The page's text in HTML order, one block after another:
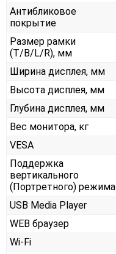
Антибликовое
покрытие
Размер рамки
(T/B/L/R), мм
Ширина дисплея, мм
Высота дисплея, мм
Глубина дисплея, мм
Вес монитора, кг
VESA
Поддержка
вертикального
(Портретного) режима
USB Media Player
WEB браузер
Wi-Fi